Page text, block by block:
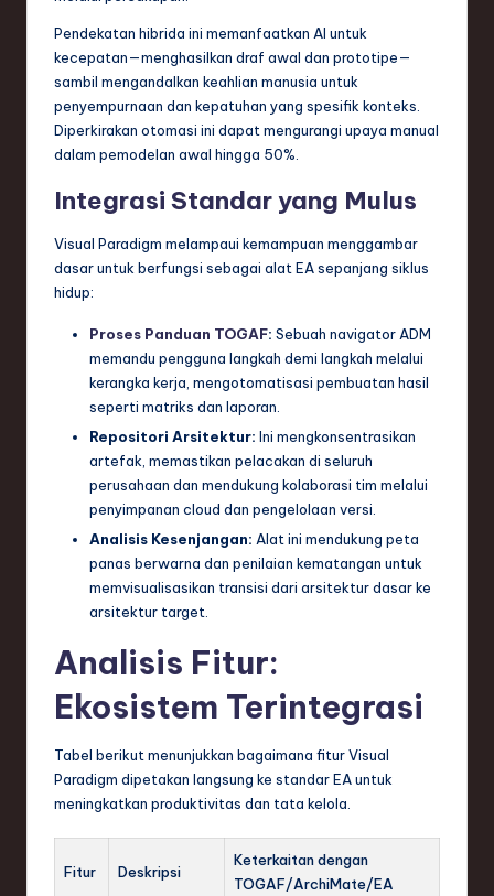
Pendekatan hibrida ini memanfaatkan AI untuk
kecepatan—menghasilkan draf awal dan prototipe—
sambil mengandalkan keahlian manusia untuk
penyempurnaan dan kepatuhan yang spesifik konteks.
Diperkirakan otomasi ini dapat mengurangi upaya manual
dalam pemodelan awal hingga 50%.
Integrasi Standar yang Mulus
Visual Paradigm melampaui kemampuan menggambar
dasar untuk berfungsi sebagai alat EA sepanjang siklus
hidup:
Proses Panduan TOGAF: Sebuah navigator ADM
memandu pengguna langkah demi langkah melalui
kerangka kerja, mengotomatisasi pembuatan hasil
seperti matriks dan laporan.
Repositori Arsitektur: Ini mengkonsentrasikan
artefak, memastikan pelacakan di seluruh
perusahaan dan mendukung kolaborasi tim melalui
penyimpanan cloud dan pengelolaan versi.
Analisis Kesenjangan: Alat ini mendukung peta
panas berwarna dan penilaian kematangan untuk
memvisualisasikan transisi dari arsitektur dasar ke
arsitektur target.
Analisis Fitur:
Ekosistem Terintegrasi
Tabel berikut menunjukkan bagaimana fitur Visual
Paradigm dipetakan langsung ke standar EA untuk
meningkatkan produktivitas dan tata kelola.
Fitur Deskripsi
Keterkaitan dengan
TOGAF/ArchiMate/EA